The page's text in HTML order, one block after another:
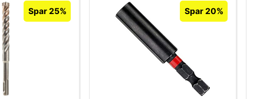
Spar 25% Spar 20%